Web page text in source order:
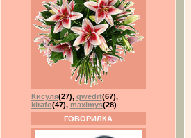
Кисуля(27), qwedrt(67),
kirafo(47), maximys(28)
ГОВОРИЛКА